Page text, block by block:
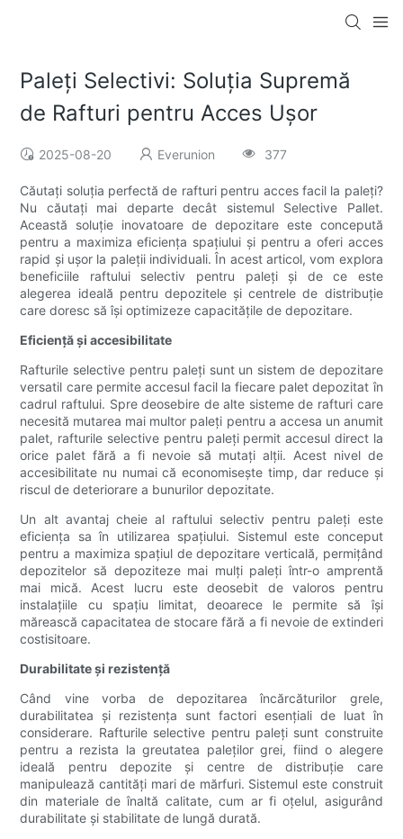
Paleți Selectivi: Soluția Supremă
de Rafturi pentru Acces Ușor
2025-08-20 Everunion 377
Căutați soluția perfectă de rafturi pentru acces facil la paleți?
Nu căutați mai departe decât sistemul Selective Pallet.
Această soluție inovatoare de depozitare este concepută
pentru a maximiza eficiența spațiului și pentru a oferi acces
rapid și ușor la paleții individuali. În acest articol, vom explora
beneficiile raftului selectiv pentru paleți și de ce este
alegerea ideală pentru depozitele și centrele de distribuție
care doresc să își optimizeze capacitățile de depozitare.
Eficiență și accesibilitate
Rafturile selective pentru paleți sunt un sistem de depozitare
versatil care permite accesul facil la fiecare palet depozitat în
cadrul raftului. Spre deosebire de alte sisteme de rafturi care
necesită mutarea mai multor paleți pentru a accesa un anumit
palet, rafturile selective pentru paleți permit accesul direct la
orice palet fără a fi nevoie să mutați alții. Acest nivel de
accesibilitate nu numai că economisește timp, dar reduce și
riscul de deteriorare a bunurilor depozitate.
Un alt avantaj cheie al raftului selectiv pentru paleți este
eficiența sa în utilizarea spațiului. Sistemul este conceput
pentru a maximiza spațiul de depozitare verticală, permițând
depozitelor să depoziteze mai mulți paleți într-o amprentă
mai mică. Acest lucru este deosebit de valoros pentru
instalațiile cu spațiu limitat, deoarece le permite să își
mărească capacitatea de stocare fără a fi nevoie de extinderi
costisitoare.
Durabilitate și rezistență
Când vine vorba de depozitarea încărcăturilor grele,
durabilitatea și rezistența sunt factori esențiali de luat în
considerare. Rafturile selective pentru paleți sunt construite
pentru a rezista la greutatea paleților grei, fiind o alegere
ideală pentru depozite și centre de distribuție care
manipulează cantități mari de mărfuri. Sistemul este construit
din materiale de înaltă calitate, cum ar fi oțelul, asigurând
durabilitate și stabilitate de lungă durată.